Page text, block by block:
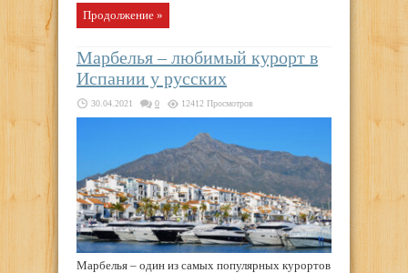
Продолжение »
Марбелья – любимый курорт в
Испании у русских
30.04.2021 0 12412 Просмотров
Марбелья – один из самых популярных курортов